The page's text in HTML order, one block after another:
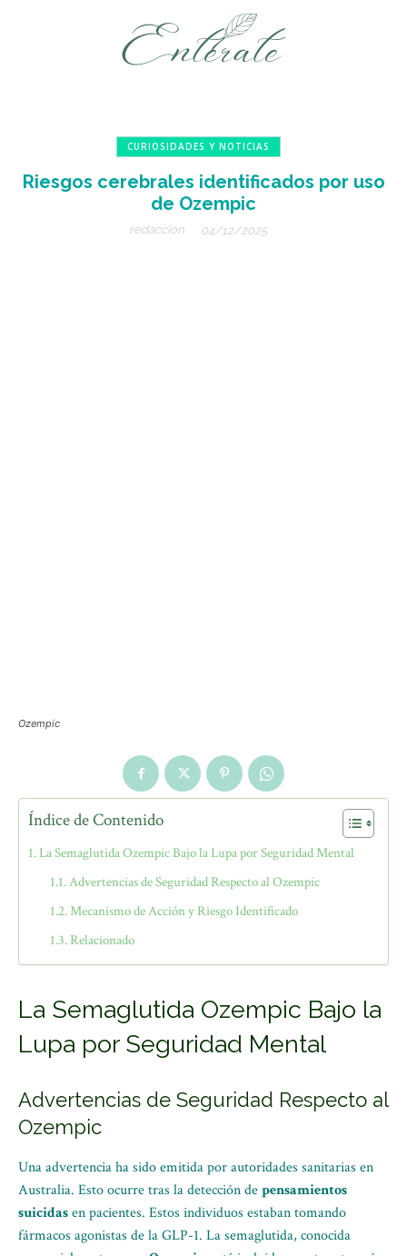
CURIOSIDADES Y NOTICIAS
Riesgos cerebrales identificados por uso
de Ozempic
redacción 04/12/2025
Ozempic
Índice de Contenido
La Semaglutida Ozempic Bajo la Lupa por Seguridad Mental
Advertencias de Seguridad Respecto al Ozempic
Mecanismo de Acción y Riesgo Identificado
Relacionado
La Semaglutida Ozempic Bajo la
Lupa por Seguridad Mental
Advertencias de Seguridad Respecto al
Ozempic
Una advertencia ha sido emitida por autoridades sanitarias en
Australia. Esto ocurre tras la detección depensamientos
suicidasen pacientes. Estos individuos estaban tomando
fármacos agonistas de la GLP-1. La semaglutida, conocida